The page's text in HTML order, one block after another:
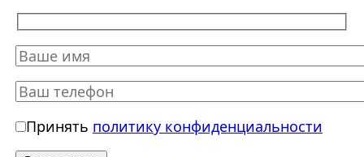
Принять политику конфиденциальности